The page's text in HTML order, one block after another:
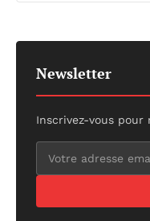
Newsletter
Inscrivez-vous